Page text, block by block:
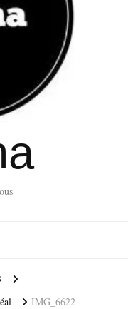
IMG_6622